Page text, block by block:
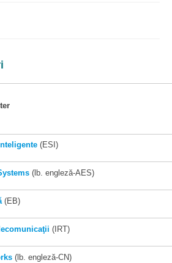
(ESI)
(lb. engleză-AES)
(EB)
(IRT)
(lb. engleză-CN)